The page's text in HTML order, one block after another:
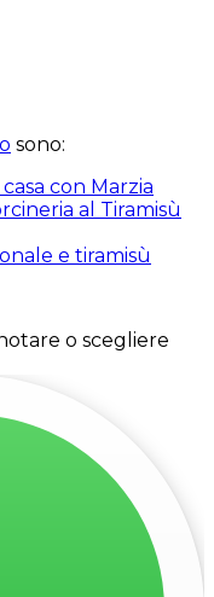
sono:
con Marzia
al Tiramisù
e tiramisù
o scegliere